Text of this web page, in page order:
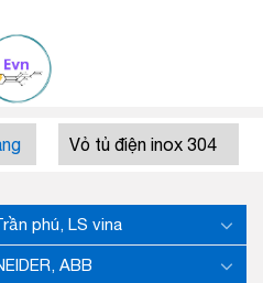
Vỏ tủ điện inox 304
phú, LS vina
ABB